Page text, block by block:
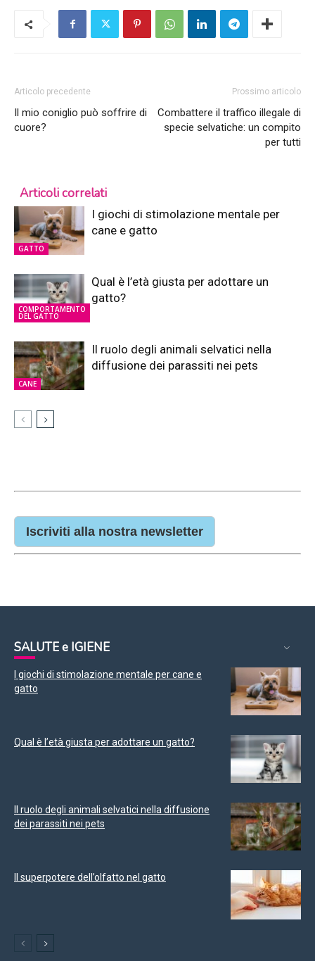
Articolo precedente
Il mio coniglio può soffrire di
cuore?
Prossimo articolo
Combattere il traffico illegale di
specie selvatiche: un compito
per tutti
Articoli correlati
GATTO
I giochi di stimolazione mentale per
cane e gatto
COMPORTAMENTO
DEL GATTO
Qual è l’età giusta per adottare un
gatto?
CANE
Il ruolo degli animali selvatici nella
diffusione dei parassiti nei pets
Iscriviti alla nostra newsletter
SALUTE e IGIENE
I giochi di stimolazione mentale per cane e
gatto
Qual è l’età giusta per adottare un gatto?
Il ruolo degli animali selvatici nella diffusione
dei parassiti nei pets
Il superpotere dell’olfatto nel gatto